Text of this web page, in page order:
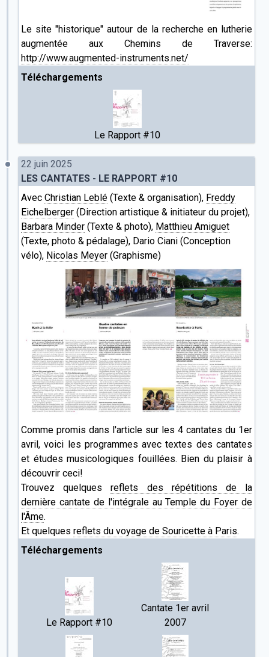
Le site "historique" autour de la recherche en lutherie
augmentée aux Chemins de Traverse:
http://www.augmented-instruments.net/
Téléchargements
Le Rapport #10
22 juin 2025
LES CANTATES - LE RAPPORT #10
Avec Christian Leblé (Texte & organisation), Freddy
Eichelberger (Direction artistique & initiateur du projet),
Barbara Minder (Texte & photo), Matthieu Amiguet
(Texte, photo & pédalage), Dario Ciani (Conception
vélo), Nicolas Meyer (Graphisme)
Comme promis dans l'article sur les 4 cantates du 1er
avril, voici les programmes avec textes des cantates
et études musicologiques fouillées. Bien du plaisir à
découvrir ceci!
Trouvez quelquesreflets des répétitions de la
dernière cantate de l'intégrale au Temple du Foyer de
l'Âme.
Et quelques reflets du voyage de Souricette à Paris.
Téléchargements
Le Rapport #10
Cantate 1er avril
2007